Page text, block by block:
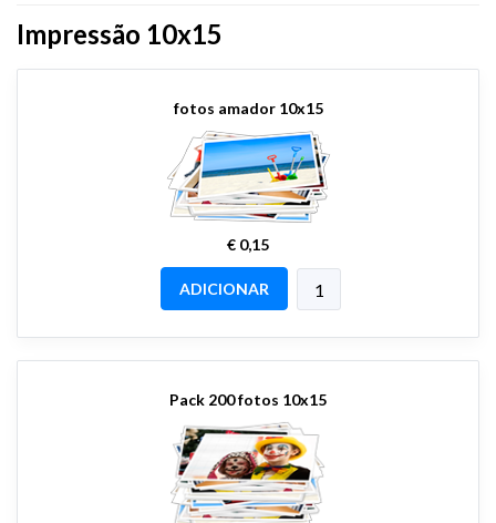
Impressão 10x15
fotos amador 10x15
€ 0,15
ADICIONAR
Pack 200 fotos 10x15